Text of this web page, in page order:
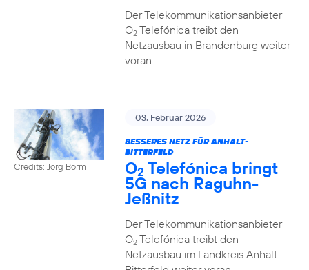
Der Telekommunikationsanbieter
O2Telefónica treibt den
Netzausbau in Brandenburg weiter
voran.
Credits: Jörg Borm
03. Februar 2026
BESSERES NETZ FÜR ANHALT-
BITTERFELD
O2 Telefónica bringt
5G nach Raguhn-
Jeßnitz
Der Telekommunikationsanbieter
O2Telefónica treibt den
Netzausbau im Landkreis Anhalt-